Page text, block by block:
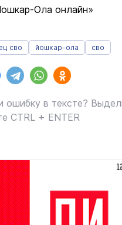
Ола онлайн»
сво йошкар-ола сво
ошибку в тексте?
CTRL + ENTER